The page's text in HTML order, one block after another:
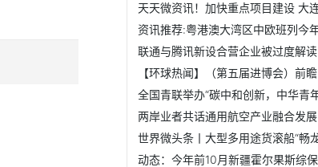
联通与腾讯新设合营企业被过度解读
两岸业者共话通用航空产业融合发展